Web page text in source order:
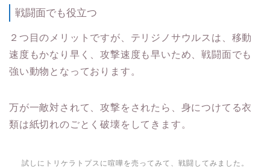
戦闘面でも役立つ
２つ目のメリットですが、テリジノサウルスは、移動
速度もかなり早く、攻撃速度も早いため、戦闘面でも
強い動物となっております。
万が一敵対されて、攻撃をされたら、身につけてる衣
類は紙切れのごとく破壊をしてきます。
試しにトリケラトプスに喧嘩を売ってみて、戦闘してみました。